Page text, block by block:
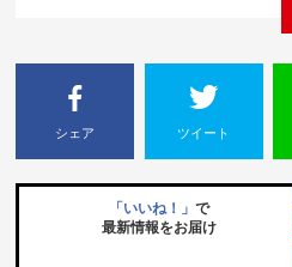
シェア ツイート
「いいね！」 で
最新情報をお届け